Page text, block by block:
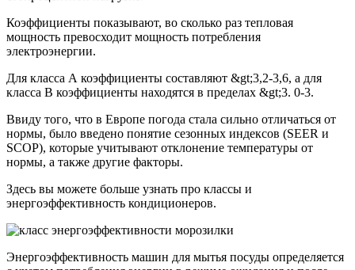
Коэффициенты показывают, во сколько раз тепловая
мощность превосходит мощность потребления
электроэнергии.
Для класса А коэффициенты составляют &gt;3,2-3,6, а для
класса B коэффициенты находятся в пределах &gt;3. 0-3.
Ввиду того, что в Европе погода стала сильно отличаться от
нормы, было введено понятие сезонных индексов (SEER и
SCOP), которые учитывают отклонение температуры от
нормы, а также другие факторы.
Здесь вы можете больше узнать про классы и
энергоэффективность кондиционеров.
Энергоэффективность машин для мытья посуды определяется